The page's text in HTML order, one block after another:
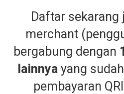
Daftar sekarang
merchant
bergabung dengan
lainnya yang
pembayaran